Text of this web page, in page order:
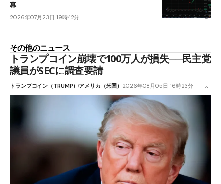
幕
2026年07月23日 19時42分
その他のニュース
トランプコイン崩壊で100万人が損失──民主党
議員がSECに調査要請
トランプコイン（TRUMP）アメリカ（米国） 2026年08月05日 16時23分